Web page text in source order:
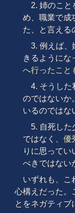
2. 姉のこと
め、職業で成
た、と言える
3. 例えば、
きるようにな
へ行ったこと
4. そうした
のではないか
いるのではな
5. 自死した
ではなく、 優
りに思ってい
べきではない
いずれも、こ
心構えだった。
とをネガティブ